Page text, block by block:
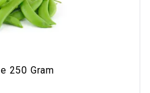
250 Gram